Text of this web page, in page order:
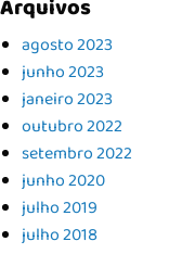
Arquivos
agosto 2023
junho 2023
janeiro 2023
outubro 2022
setembro 2022
junho 2020
julho 2019
julho 2018